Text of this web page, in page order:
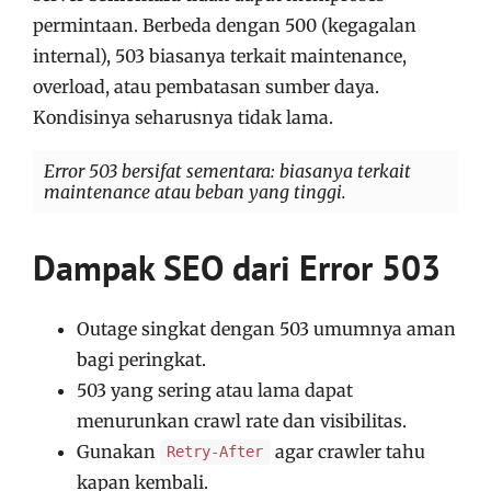
permintaan. Berbeda dengan 500 (kegagalan
internal), 503 biasanya terkait maintenance,
overload, atau pembatasan sumber daya.
Kondisinya seharusnya tidak lama.
Error 503 bersifat sementara: biasanya terkait
maintenance atau beban yang tinggi.
Dampak SEO dari Error 503
Outage singkat dengan 503 umumnya aman
bagi peringkat.
503 yang sering atau lama dapat
menurunkan crawl rate dan visibilitas.
Gunakan
Retry-After
agar crawler tahu
kapan kembali.